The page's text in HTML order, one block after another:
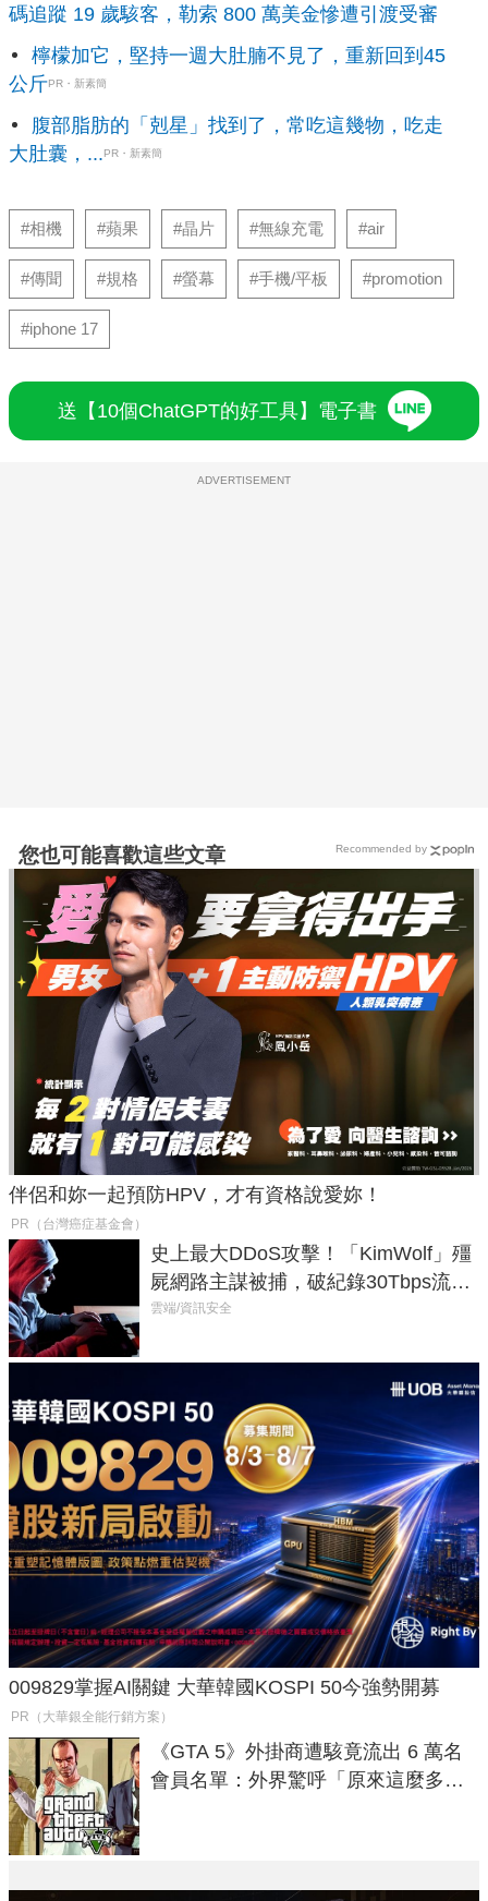
碼追蹤 19 歲駭客，勒索 800 萬美金慘遭引渡受審
檸檬加它，堅持一週大肚腩不見了，重新回到45
公斤PR・新素簡
腹部脂肪的「剋星」找到了，常吃這幾物，吃走
大肚囊，...PR・新素簡
#相機 #蘋果 #晶片 #無線充電 #air
#傳聞 #規格 #螢幕 #手機/平板 #promotion
#iphone 17
送【10個ChatGPT的好工具】電子書
ADVERTISEMENT
您也可能喜歡這些文章
伴侶和妳一起預防HPV，才有資格說愛妳！
PR（台灣癌症基金會）
史上最大DDoS攻擊！「KimWolf」殭
屍網路主謀被捕，破紀錄30Tbps流量
癱瘓全球！
雲端/資訊安全
009829掌握AI關鍵 大華韓國KOSPI 50今強勢開募
PR（大華銀全能行銷方案）
《GTA 5》外掛商遭駭竟流出 6 萬名
會員名單：外界驚呼「原來這麼多人
Recommended by